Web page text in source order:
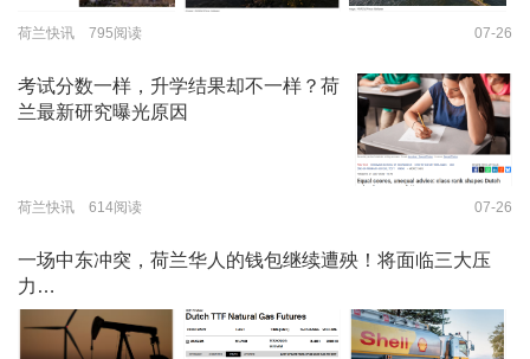
荷兰快讯 795阅读 07-26
考试分数一样，升学结果却不一样？荷
兰最新研究曝光原因
荷兰快讯 614阅读 07-26
一场中东冲突，荷兰华人的钱包继续遭殃！将面临三大压
力…